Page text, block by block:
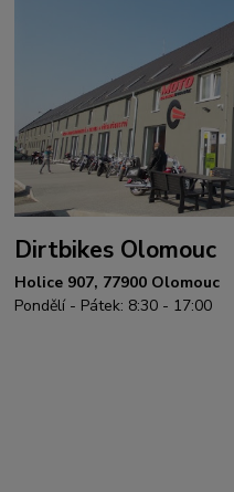
Dirtbikes Olomouc
Holice 907, 77900 Olomouc
Pondělí - Pátek: 8:30 - 17:00